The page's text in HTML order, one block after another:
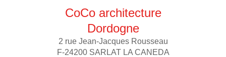
CoCo architecture
Dordogne
2 rue Jean-Jacques Rousseau
F-24200 SARLAT LA CANEDA